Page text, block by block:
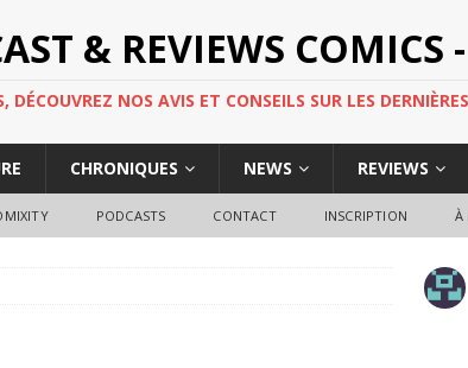
& REVIEWS COMICS
NOS AVIS ET CONSEILS SUR LES
CHRONIQUES NEWS REVIEWS
PODCASTS CONTACT INSCRIPTION À